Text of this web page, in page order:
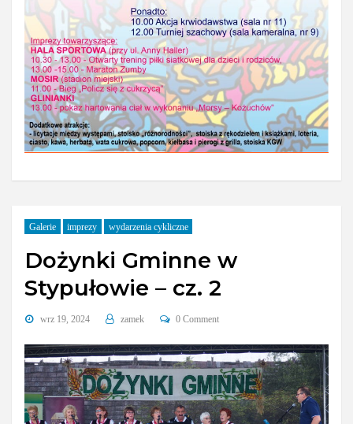
Galerie imprezy wydarzenia cykliczne
Dożynki Gminne w
Stypułowie – cz. 2
wrz 19, 2024 zamek 0 Comment